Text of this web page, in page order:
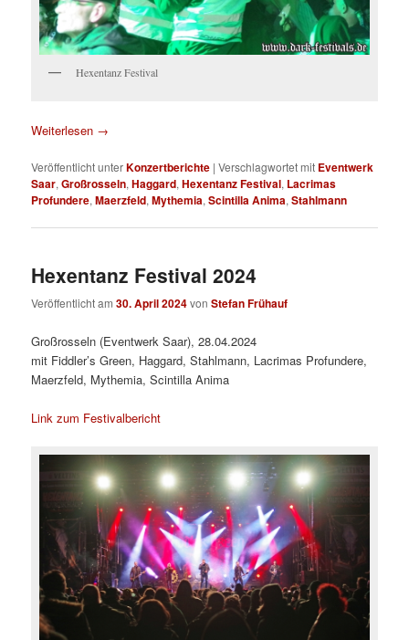
Hexentanz Festival
Weiterlesen →
Veröffentlicht unterKonzertberichte |Verschlagwortet mit Eventwerk
Saar,Großrosseln,Haggard,Hexentanz Festival, Lacrimas
Profundere,Maerzfeld,Mythemia,Scintilla Anima,Stahlmann
Hexentanz Festival 2024
Veröffentlicht am30. April 2024vonStefan Frühauf
Großrosseln (Eventwerk Saar), 28.04.2024
mit Fiddler’s Green, Haggard, Stahlmann, Lacrimas Profundere,
Maerzfeld, Mythemia, Scintilla Anima
Link zum Festivalbericht